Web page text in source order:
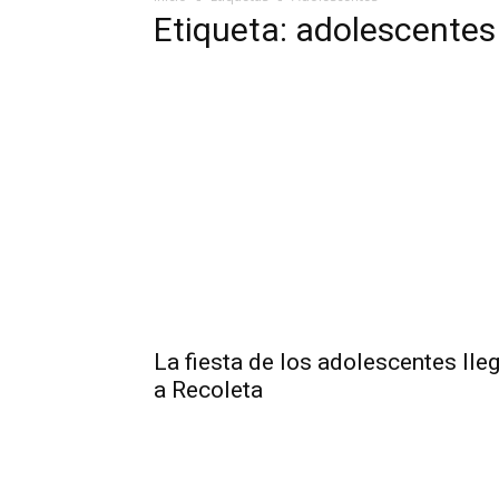
Etiqueta: adolescentes
La fiesta de los adolescentes
a Recoleta